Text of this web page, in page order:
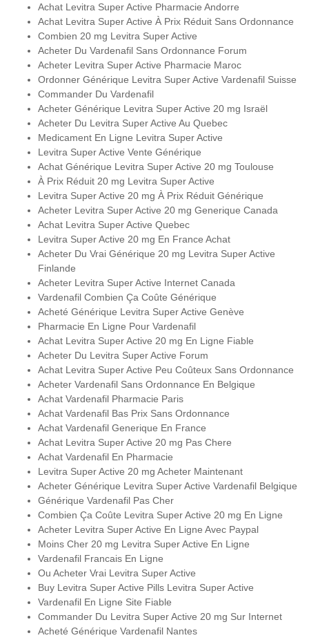
Achat Levitra Super Active Pharmacie Andorre
Achat Levitra Super Active À Prix Réduit Sans Ordonnance
Combien 20 mg Levitra Super Active
Acheter Du Vardenafil Sans Ordonnance Forum
Acheter Levitra Super Active Pharmacie Maroc
Ordonner Générique Levitra Super Active Vardenafil Suisse
Commander Du Vardenafil
Acheter Générique Levitra Super Active 20 mg Israël
Acheter Du Levitra Super Active Au Quebec
Medicament En Ligne Levitra Super Active
Levitra Super Active Vente Générique
Achat Générique Levitra Super Active 20 mg Toulouse
À Prix Réduit 20 mg Levitra Super Active
Levitra Super Active 20 mg À Prix Réduit Générique
Acheter Levitra Super Active 20 mg Generique Canada
Achat Levitra Super Active Quebec
Levitra Super Active 20 mg En France Achat
Acheter Du Vrai Générique 20 mg Levitra Super Active
Finlande
Acheter Levitra Super Active Internet Canada
Vardenafil Combien Ça Coûte Générique
Acheté Générique Levitra Super Active Genève
Pharmacie En Ligne Pour Vardenafil
Achat Levitra Super Active 20 mg En Ligne Fiable
Acheter Du Levitra Super Active Forum
Achat Levitra Super Active Peu Coûteux Sans Ordonnance
Acheter Vardenafil Sans Ordonnance En Belgique
Achat Vardenafil Pharmacie Paris
Achat Vardenafil Bas Prix Sans Ordonnance
Achat Vardenafil Generique En France
Achat Levitra Super Active 20 mg Pas Chere
Achat Vardenafil En Pharmacie
Levitra Super Active 20 mg Acheter Maintenant
Acheter Générique Levitra Super Active Vardenafil Belgique
Générique Vardenafil Pas Cher
Combien Ça Coûte Levitra Super Active 20 mg En Ligne
Acheter Levitra Super Active En Ligne Avec Paypal
Moins Cher 20 mg Levitra Super Active En Ligne
Vardenafil Francais En Ligne
Ou Acheter Vrai Levitra Super Active
Buy Levitra Super Active Pills Levitra Super Active
Vardenafil En Ligne Site Fiable
Commander Du Levitra Super Active 20 mg Sur Internet
Acheté Générique Vardenafil Nantes